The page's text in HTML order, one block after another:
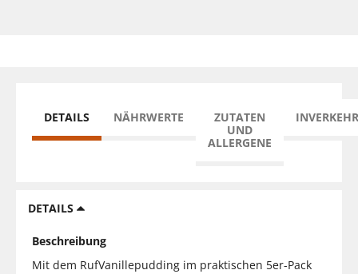
DETAILS NÄHRWERTE
ZUTATEN
UND
ALLERGENE
DETAILS
Beschreibung
Mit dem RufVanillepudding im praktischen 5er-Pack